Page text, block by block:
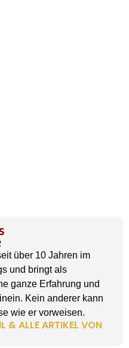
über 10 Jahren im
und bringt als
ganze Erfahrung und
Kein anderer kann
wie er vorweisen.
& ALLE ARTIKEL VON